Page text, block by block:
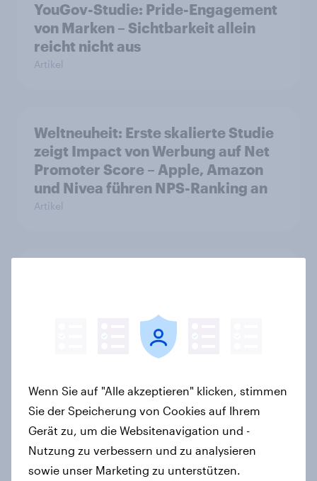
YouGov-Studie: Pride-Engagement
von Marken – Sichtbarkeit allein
reicht nicht aus
Artikel
Weltneuheit: Erste skalierte Studie
zeigt Impact von Werbung auf Net
Promoter Score – Apple, Amazon
und Nivea führen NPS-Ranking an
Artikel
SPD historisch niedrig +++
Bürgerinnen und Bürger wünschen
sich Fußball-WM ohne Politik
More than meets the ear: Podcast
ads report 2026 Germany
Report
Wenn Sie auf "Alle akzeptieren" klicken, stimmen
Sie der Speicherung von Cookies auf Ihrem
Gerät zu, um die Websitenavigation und -
Nutzung zu verbessern und zu analysieren
sowie unser Marketing zu unterstützen.